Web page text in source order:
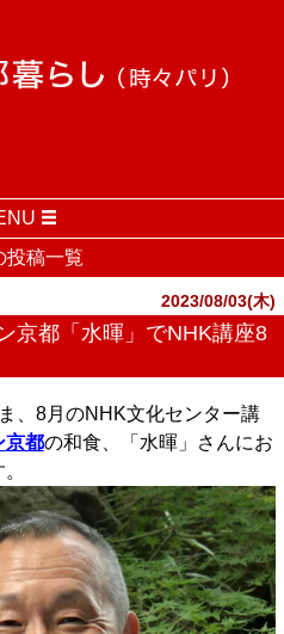
投稿一覧
2023/08/03(木)
京都「水暉」でNHK講座8
、8月のNHK文化センター講
京都の和食、「水暉」さんにお